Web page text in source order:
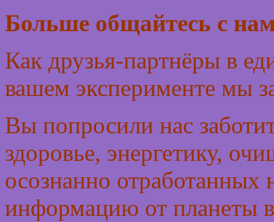
Больше общайтесь с
Как друзья-партнёры в
вашем эксперименте мы
Вы попросили нас
здоровье, энергетику,
осознанно отработанных
информацию от планеты